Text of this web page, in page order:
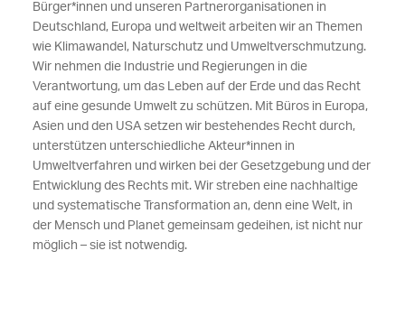
Bürger*innen und unseren Partnerorganisationen in
Deutschland, Europa und weltweit arbeiten wir an Themen
wie Klimawandel, Naturschutz und Umweltverschmutzung.
Wir nehmen die Industrie und Regierungen in die
Verantwortung, um das Leben auf der Erde und das Recht
auf eine gesunde Umwelt zu schützen. Mit Büros in Europa,
Asien und den USA setzen wir bestehendes Recht durch,
unterstützen unterschiedliche Akteur*innen in
Umweltverfahren und wirken bei der Gesetzgebung und der
Entwicklung des Rechts mit. Wir streben eine nachhaltige
und systematische Transformation an, denn eine Welt, in
der Mensch und Planet gemeinsam gedeihen, ist nicht nur
möglich – sie ist notwendig.